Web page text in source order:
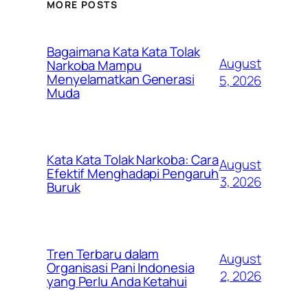
MORE POSTS
Bagaimana Kata Kata Tolak
Narkoba Mampu
Menyelamatkan Generasi
Muda
August
5, 2026
Kata Kata Tolak Narkoba: Cara
Efektif Menghadapi Pengaruh
Buruk
August
3, 2026
Tren Terbaru dalam
Organisasi Pani Indonesia
yang Perlu Anda Ketahui
August
2, 2026